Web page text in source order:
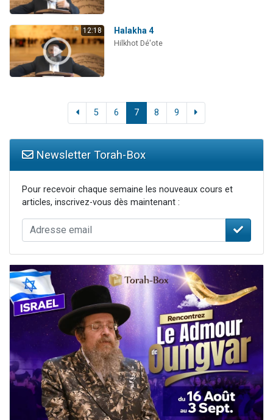
12:18 Halakha 4
Hilkhot Dé'ote
5 6 7 8 9
Newsletter Torah-Box
Pour recevoir chaque semaine les nouveaux cours et
articles, inscrivez-vous dès maintenant :